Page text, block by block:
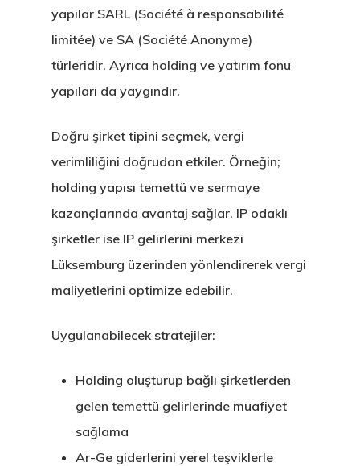
yapılar SARL (Société à responsabilité
limitée) ve SA (Société Anonyme)
türleridir. Ayrıca holding ve yatırım fonu
yapıları da yaygındır.
Doğru şirket tipini seçmek, vergi
verimliliğini doğrudan etkiler. Örneğin;
holding yapısı temettü ve sermaye
kazançlarında avantaj sağlar. IP odaklı
şirketler ise IP gelirlerini merkezi
Lüksemburg üzerinden yönlendirerek vergi
maliyetlerini optimize edebilir.
Uygulanabilecek stratejiler:
Holding oluşturup bağlı şirketlerden
gelen temettü gelirlerinde muafiyet
sağlama
Ar-Ge giderlerini yerel teşviklerle